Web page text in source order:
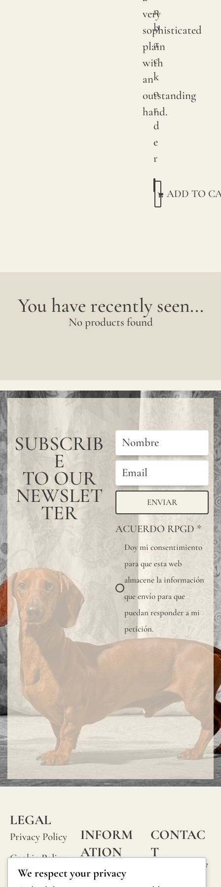
very
sophisticated
plain
with
an
outstanding
hand.
n
b
a
c
k
o
r
d
e
r
ADD TO
You have recently seen...
No products found
SUBSCRIB
E
TO OUR
NEWSLET
TER ENVIAR
ACUERDO RPGD *
Doy mi consentimiento
para que esta web
almacene la información
que envío para que
puedan responder a mi
petición.
LEGAL
Privacy Policy
Cookie Policy
Terms and
INFORM
ATION
FAQs
CONTAC
T
Calle Alheli, 7
29730 Rincón
We respect your privacy